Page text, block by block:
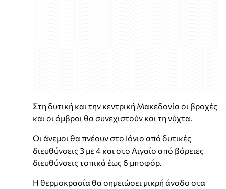
Στη δυτική και την κεντρική Μακεδονία οι βροχές
και οι όμβροι θα συνεχιστούν και τη νύχτα.
Οι άνεμοι θα πνέουν στο Ιόνιο από δυτικές
διευθύνσεις 3 με 4 και στο Αιγαίο από βόρειες
διευθύνσεις τοπικά έως 6 μποφόρ.
Η θερμοκρασία θα σημειώσει μικρή άνοδο στα